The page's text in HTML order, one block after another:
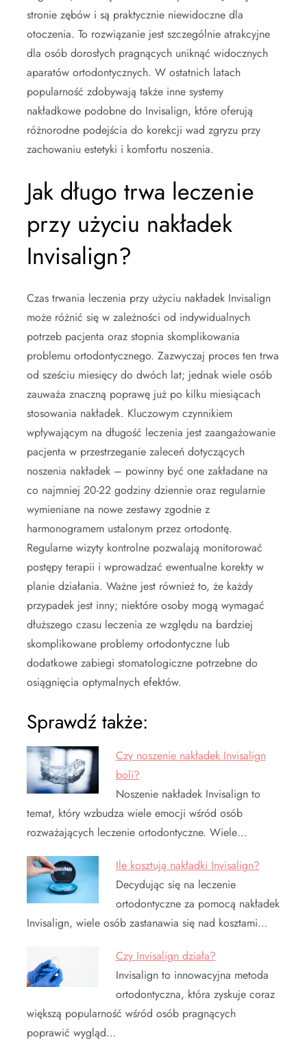
stronie zębów i są praktycznie niewidoczne dla
otoczenia. To rozwiązanie jest szczególnie atrakcyjne
dla osób dorosłych pragnących uniknąć widocznych
aparatów ortodontycznych. W ostatnich latach
popularność zdobywają także inne systemy
nakładkowe podobne do Invisalign, które oferują
różnorodne podejścia do korekcji wad zgryzu przy
zachowaniu estetyki i komfortu noszenia.
Jak długo trwa leczenie
przy użyciu nakładek
Invisalign?
Czas trwania leczenia przy użyciu nakładek Invisalign
może różnić się w zależności od indywidualnych
potrzeb pacjenta oraz stopnia skomplikowania
problemu ortodontycznego. Zazwyczaj proces ten trwa
od sześciu miesięcy do dwóch lat; jednak wiele osób
zauważa znaczną poprawę już po kilku miesiącach
stosowania nakładek. Kluczowym czynnikiem
wpływającym na długość leczenia jest zaangażowanie
pacjenta w przestrzeganie zaleceń dotyczących
noszenia nakładek – powinny być one zakładane na
co najmniej 20-22 godziny dziennie oraz regularnie
wymieniane na nowe zestawy zgodnie z
harmonogramem ustalonym przez ortodontę.
Regularne wizyty kontrolne pozwalają monitorować
postępy terapii i wprowadzać ewentualne korekty w
planie działania. Ważne jest również to, że każdy
przypadek jest inny; niektóre osoby mogą wymagać
dłuższego czasu leczenia ze względu na bardziej
skomplikowane problemy ortodontyczne lub
dodatkowe zabiegi stomatologiczne potrzebne do
osiągnięcia optymalnych efektów.
Sprawdź także:
Czy noszenie nakładek Invisalign
boli?
Noszenie nakładek Invisalign to
temat, który wzbudza wiele emocji wśród osób
rozważających leczenie ortodontyczne. Wiele…
Ile kosztują nakładki Invisalign?
Decydując się na leczenie
ortodontyczne za pomocą nakładek
Invisalign, wiele osób zastanawia się nad kosztami…
Czy Invisalign działa?
Invisalign to innowacyjna metoda
ortodontyczna, która zyskuje coraz
większą popularność wśród osób pragnących
poprawić wygląd…